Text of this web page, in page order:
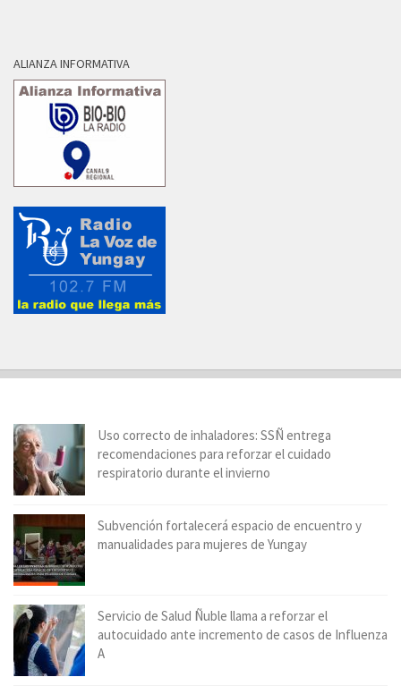
ALIANZA INFORMATIVA
Uso correcto de inhaladores: SSÑ entrega
recomendaciones para reforzar el cuidado
respiratorio durante el invierno
Subvención fortalecerá espacio de encuentro y
manualidades para mujeres de Yungay
Servicio de Salud Ñuble llama a reforzar el
autocuidado ante incremento de casos de Influenza
A